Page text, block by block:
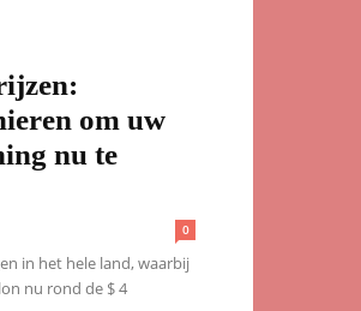
om uw
nu te
0
in het hele land, waarbij
nu rond de $ 4